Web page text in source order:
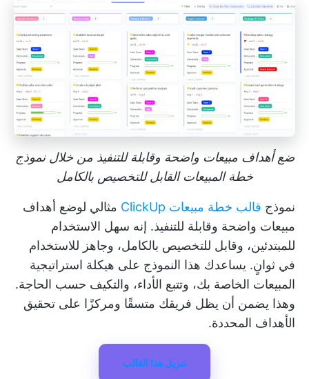
ضع أهداف مبيعات واضحة وقابلة للتنفيذ من خلال نموذج
خطة المبيعات القابل للتخصيص بالكامل
نموذج قالب خطة مبيعات ClickUp
مثالي لوضع أهداف
مبيعات واضحة وقابلة للتنفيذ. إنه سهل الاستخدام
للمبتدئين، وقابل للتخصيص بالكامل، وجاهز للاستخدام
في ثوانٍ. يساعدك هذا النموذج على هيكلة استراتيجية
المبيعات الخاصة بك، وتتبع الأداء، والتكيف حسب الحاجة.
وهذا يضمن أن يظل فريقك متسقًا ومركزًا على تحقيق
الأهداف المحددة.
تنزيل هذا القالب